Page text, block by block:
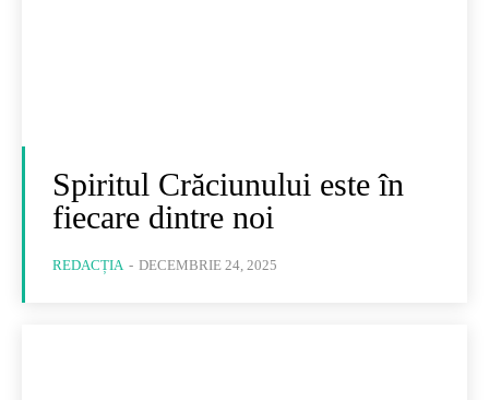
Spiritul Crăciunului este în
fiecare dintre noi
REDACȚIA - DECEMBRIE 24, 2025